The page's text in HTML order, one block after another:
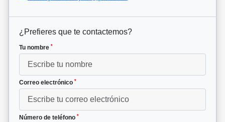
¿Prefieres que te contactemos?
Tu nombre *
Correo electrónico *
Número de teléfono *